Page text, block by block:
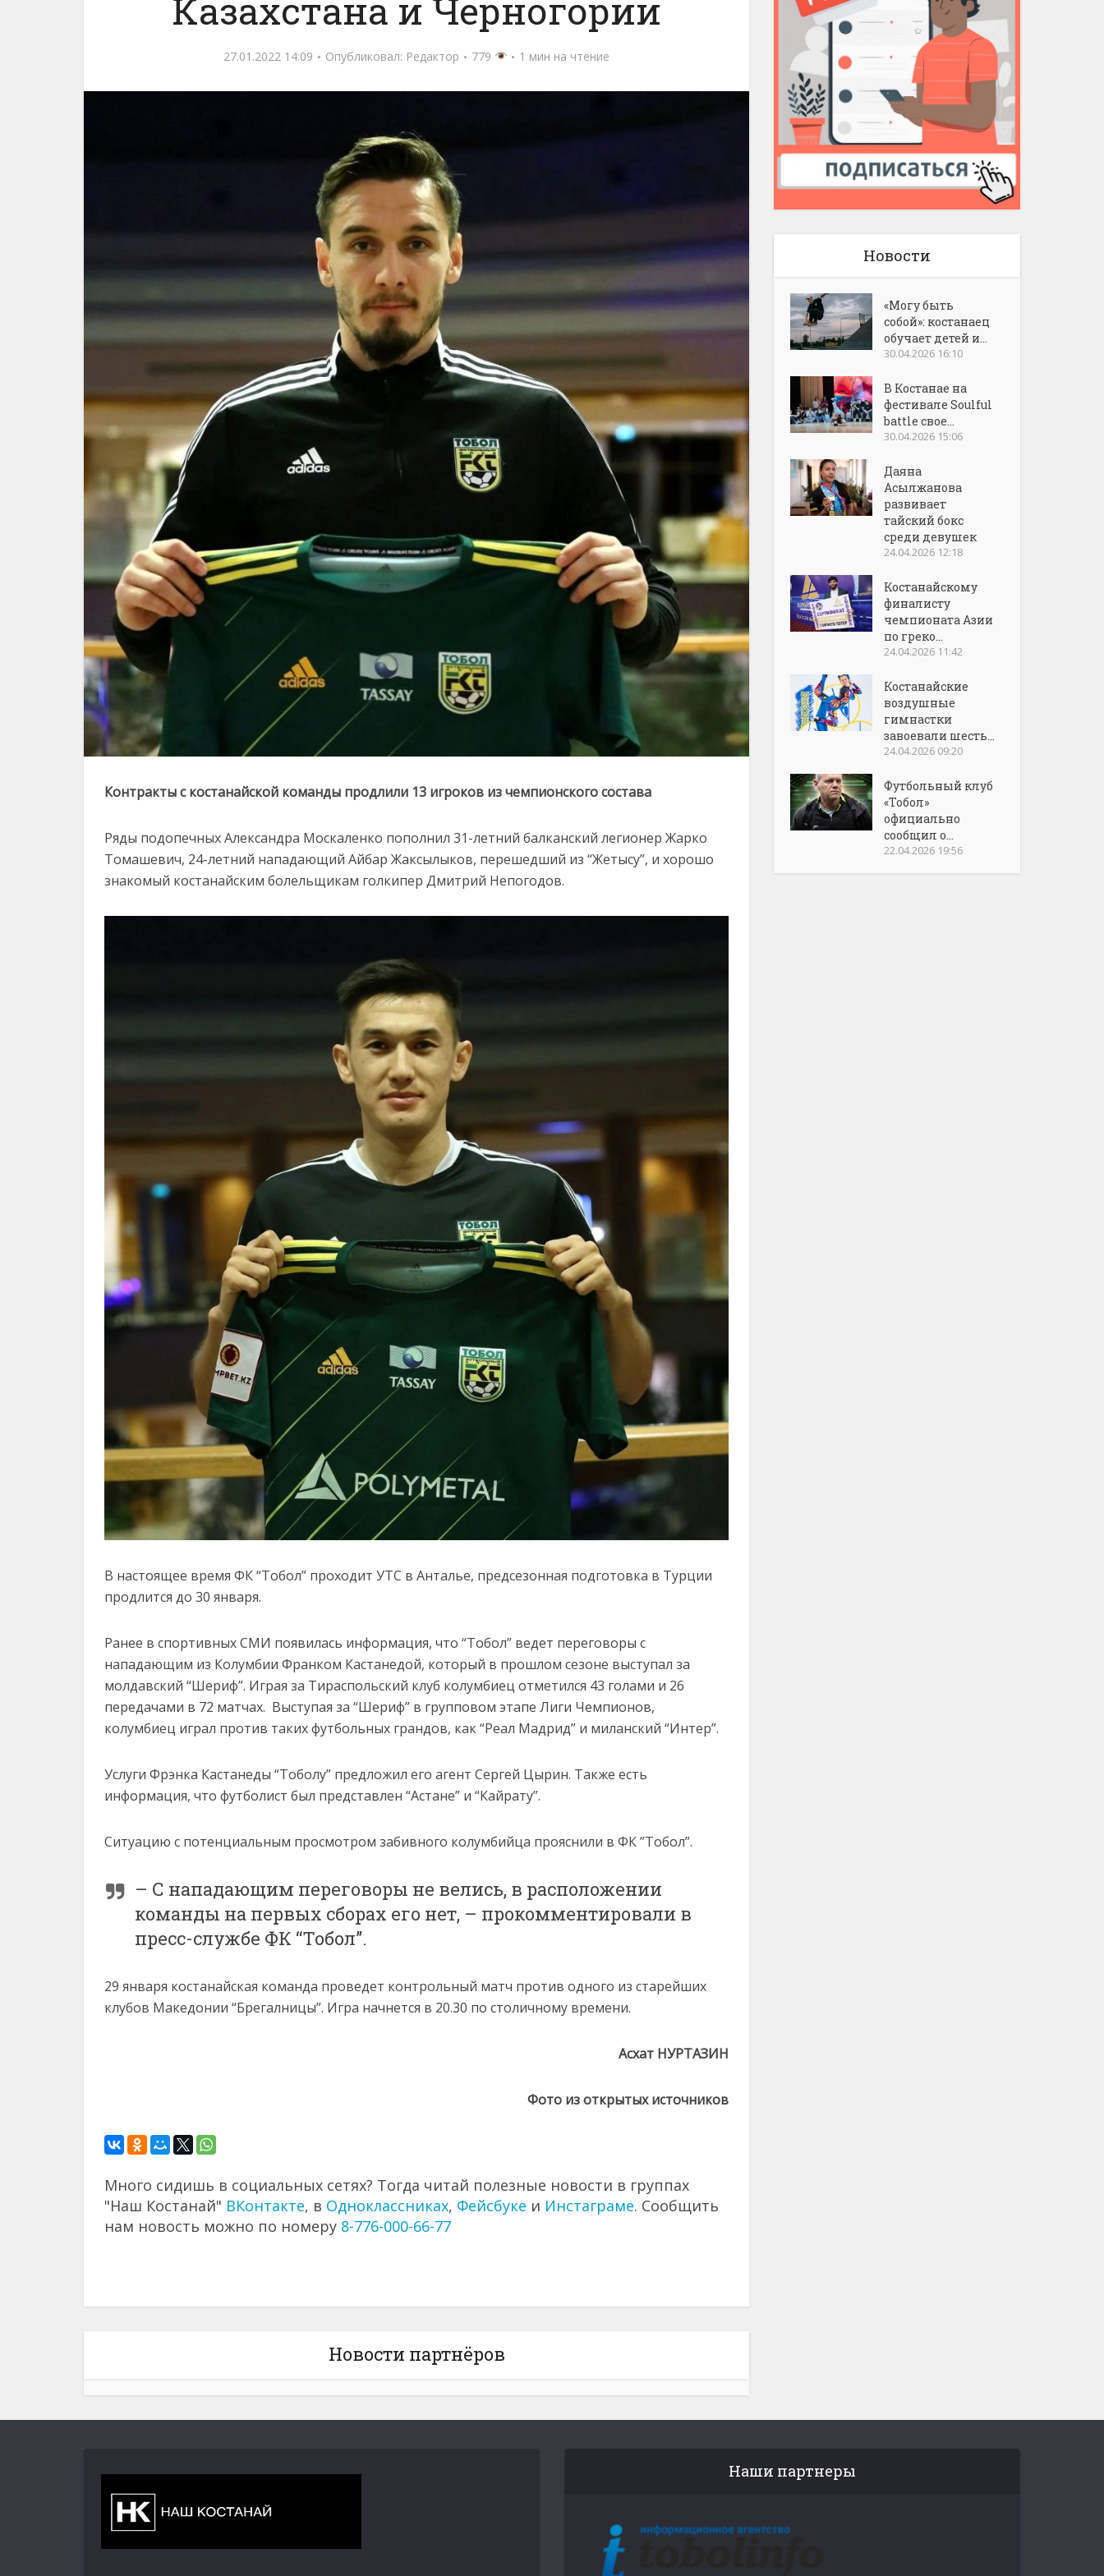
Казахстана и Черногории
27.01.2022 14:09 Опубликовал: Редактор 779 1 мин на чтение
Контракты с костанайской команды продлили 13 игроков из чемпионского состава
Ряды подопечных Александра Москаленко пополнил 31-летний балканский легионер Жарко
Томашевич, 24-летний нападающий Айбар Жаксылыков, перешедший из “Жетысу”, и хорошо
знакомый костанайским болельщикам голкипер Дмитрий Непогодов.
В настоящее время ФК “Тобол” проходит УТС в Анталье, предсезонная подготовка в Турции
продлится до 30 января.
Ранее в спортивных СМИ появилась информация, что “Тобол” ведет переговоры с
нападающим из Колумбии Франком Кастанедой, который в прошлом сезоне выступал за
молдавский “Шериф”. Играя за Тираспольский клуб колумбиец отметился 43 голами и 26
передачами в 72 матчах. Выступая за “Шериф” в групповом этапе Лиги Чемпионов,
колумбиец играл против таких футбольных грандов, как “Реал Мадрид” и миланский “Интер”.
Услуги Фрэнка Кастанеды “Тоболу” предложил его агент Сергей Цырин. Также есть
информация, что футболист был представлен “Астане” и “Кайрату”.
Ситуацию с потенциальным просмотром забивного колумбийца прояснили в ФК ”Тобол”.
– С нападающим переговоры не велись, в расположении
команды на первых сборах его нет, – прокомментировали в
пресс-службе ФК “Тобол”.
29 января костанайская команда проведет контрольный матч против одного из старейших
клубов Македонии “Брегалницы”. Игра начнется в 20.30 по столичному времени.
Асхат НУРТАЗИН
Фото из открытых источников
Много сидишь в социальных сетях? Тогда читай полезные новости в группах
"Наш Костанай" ВКонтакте, в Одноклассниках, Фейсбуке и Инстаграме. Сообщить
нам новость можно по номеру 8-776-000-66-77
Новости партнёров
Новости
«Могу быть
собой»: костанаец
обучает детей и...
30.04.2026 16:10
В Костанае на
фестивале Soulful
battle свое...
30.04.2026 15:06
Даяна
Асылжанова
развивает
тайский бокс
среди девушек
24.04.2026 12:18
Костанайскому
финалисту
чемпионата Азии
по греко...
24.04.2026 11:42
Костанайские
воздушные
гимнастки
завоевали шесть...
24.04.2026 09:20
Футбольный клуб
«Тобол»
официально
сообщил о...
22.04.2026 19:56
Наши партнеры